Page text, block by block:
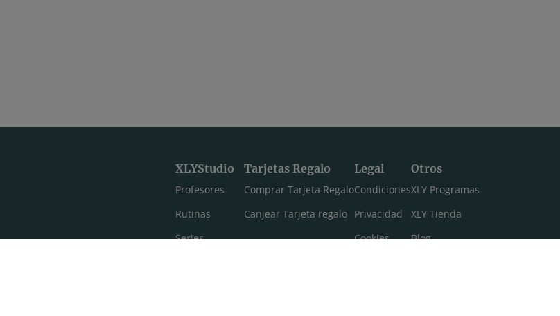
XLYStudio
Profesores
Rutinas
Series
Tarjetas Regalo
Comprar Tarjeta Regalo
Canjear Tarjeta regalo
Legal
Condiciones
Privacidad
Cookies
Otros
XLY Programas
XLY Tienda
Blog